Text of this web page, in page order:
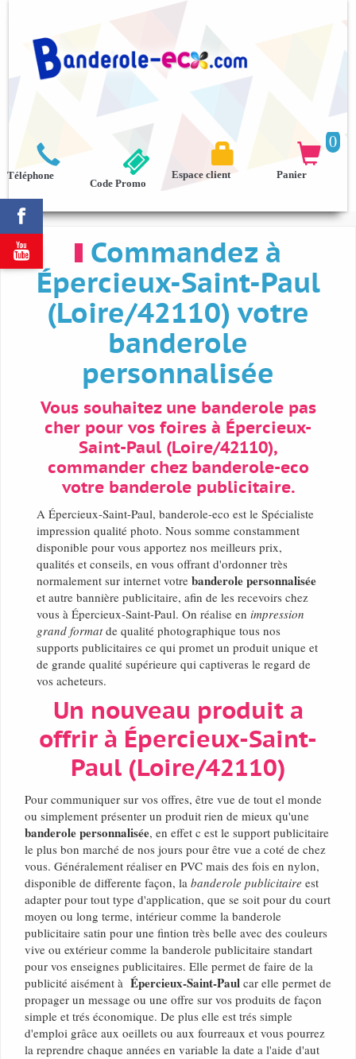



Téléphone
0

Panier

Espace client
Code Promo
Commandez à
Épercieux-Saint-Paul
(Loire/42110) votre
banderole
personnalisée
Vous souhaitez une banderole pas
cher pour vos foires à Épercieux-
Saint-Paul (Loire/42110),
commander chez banderole-eco
votre banderole publicitaire.
A Épercieux-Saint-Paul, banderole-eco est le Spécialiste
impression qualité photo. Nous somme constamment
disponible pour vous apportez nos meilleurs prix,
qualités et conseils, en vous offrant d'ordonner très
normalement sur internet votre banderole personnalisée
et autre bannière publicitaire, afin de les recevoirs chez
vous à Épercieux-Saint-Paul. On réalise en impression
grand formatde qualité photographique tous nos
supports publicitaires ce qui promet un produit unique et
de grande qualité supérieure qui captiveras le regard de
vos acheteurs.
Un nouveau produit a
offrir à Épercieux-Saint-
Paul (Loire/42110)
Pour communiquer sur vos offres, être vue de tout el monde
ou simplement présenter un produit rien de mieux qu'une
banderole personnalisée, en effet c est le support publicitaire
le plus bon marché de nos jours pour être vue a coté de chez
vous. Généralement réaliser en PVC mais des fois en nylon,
disponible de differente façon, la banderole publicitaire est
adapter pour tout type d'application, que se soit pour du court
moyen ou long terme, intérieur comme la banderole
publicitaire satin pour une fintion très belle avec des couleurs
vive ou extérieur comme la banderole publicitaire standart
pour vos enseignes publicitaires. Elle permet de faire de la
publicité aisément à Épercieux-Saint-Paul car elle permet de
propager un message ou une offre sur vos produits de façon
simple et trés économique. De plus elle est trés simple
d'emploi grâce aux oeillets ou aux fourreaux et vous pourrez
la reprendre chaque années en variable la date a l'aide d'aut